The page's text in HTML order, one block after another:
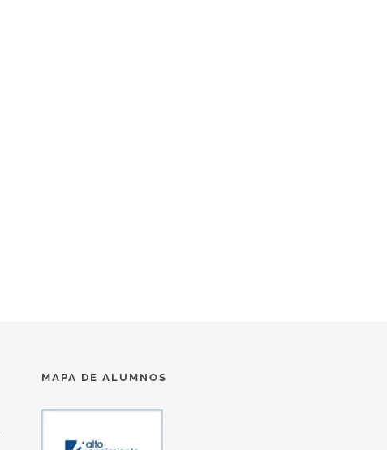
MAPA DE ALUMNOS